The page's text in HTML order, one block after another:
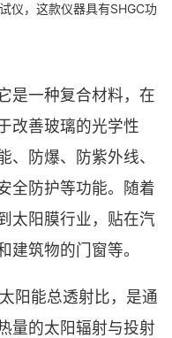
仪，这款仪器具有SHGC功
是一种复合材料，在
改善玻璃的光学性
、防爆、防紫外线、
全防护等功能。随着
太阳膜行业，贴在汽
建筑物的门窗等。
阳能总透射比，是通
量的太阳辐射与投射